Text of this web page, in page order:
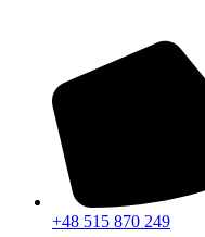
+48 515 870 249